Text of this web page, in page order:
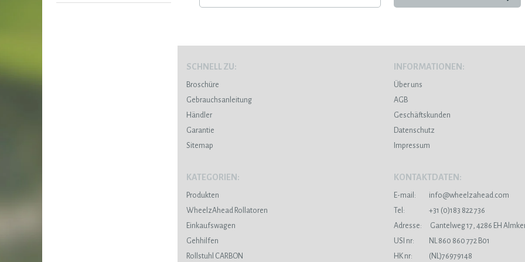
SCHNELL ZU:
Broschüre
Gebrauchsanleitung
Händler
Garantie
Sitemap
INFORMATIONEN:
Über uns
AGB
Geschäftskunden
Datenschutz
Impressum
KATEGORIEN:
Produkten
WheelzAhead Rollatoren
Einkaufswagen
Gehhilfen
Rollstuhl CARBON
KONTAKTDATEN:
E-mail:
info@wheelzahead.com
Tel:
+31 (0)183 822 736
Adresse:
Gantelweg 17, 4286 EH
USI nr:
NL 860 860 772 B01
HK nr:
(NL)76979148